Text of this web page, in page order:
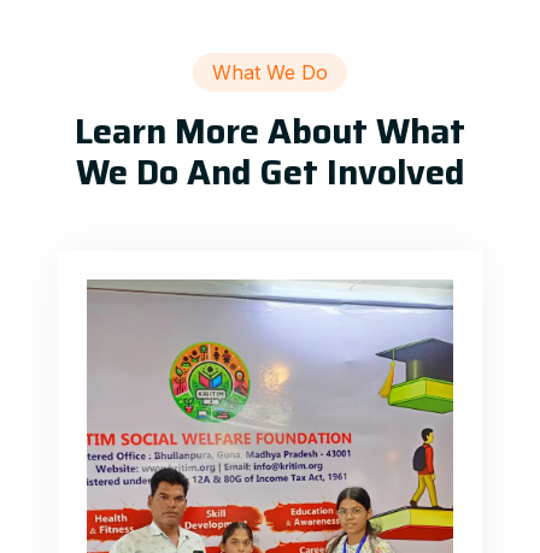
What We Do
Learn More About What
We Do And Get Involved